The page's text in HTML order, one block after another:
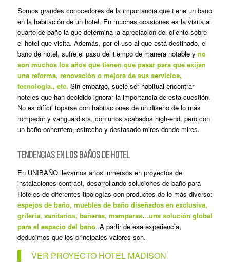
Somos grandes conocedores de la importancia que tiene un baño
en la habitación de un hotel. En muchas ocasiones es la visita al
cuarto de baño la que determina la apreciación del cliente sobre
el hotel que visita. Además, por el uso al que está destinado, el
baño de hotel, sufre el paso del tiempo de manera notable y no
son muchos los años que tienen que pasar para que exijan
una reforma, renovación o mejora de sus servicios,
tecnología., etc. Sin embargo, suele ser habitual encontrar
hoteles que han decidido ignorar la importancia de esta cuestión.
No es difícil toparse con habitaciones de un diseño de lo más
rompedor y vanguardista, con unos acabados high-end, pero con
un baño ochentero, estrecho y desfasado mires donde mires.
TENDENCIAS EN LOS BAÑOS DE HOTEL
En UNIBAÑO llevamos años inmersos en proyectos de
instalaciones contract, desarrollando soluciones de baño para
Hoteles de diferentes tipologías con productos de lo más diverso:
espejos de baño, muebles de baño diseñados en exclusiva,
grifería, sanitarios, bañeras, mamparas…una solución global
para el espacio del baño. A partir de esa experiencia,
deducimos que los principales valores son.
VER PROYECTO HOTEL MADISON